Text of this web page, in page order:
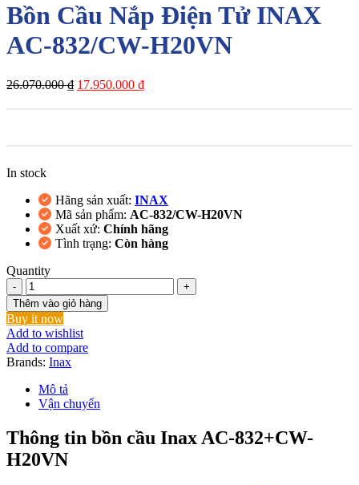
Bồn Cầu Nắp Điện Tử INAX
AC-832/CW-H20VN
26.070.000₫ Giá
17.950.000 ₫Giá
In stock
Hãng sản xuất: INAX
Mã sản phẩm: AC-832/CW-H20VN
Xuất xứ: Chính hãng
Tình trạng: Còn hàng
Quantity
Bồn
Cầu
Nắp
Điện
Tử
INAX
AC-
832/CW-
H20VN
lượng
Thêm vào giỏ hàng
Buy it now
Add to wishlist
Add to compare
Brands: Inax
Mô tả
Vận chuyển
Thông tin bồn cầu Inax AC-832+CW-
H20VN